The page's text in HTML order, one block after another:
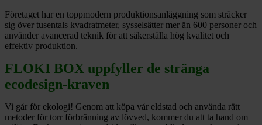
Företaget har en toppmodern produktionsanläggning som sträcker
sig över tusentals kvadratmeter, sysselsätter mer än 600 personer och
använder avancerad teknik för att säkerställa hög kvalitet och
effektiv produktion.
FLOKI BOX uppfyller de stränga
ecodesign-kraven
Vi går för ekologi! Genom att köpa vår eldstad och använda rätt
metoder för torr förbränning av lövved, kommer du att ta hand om